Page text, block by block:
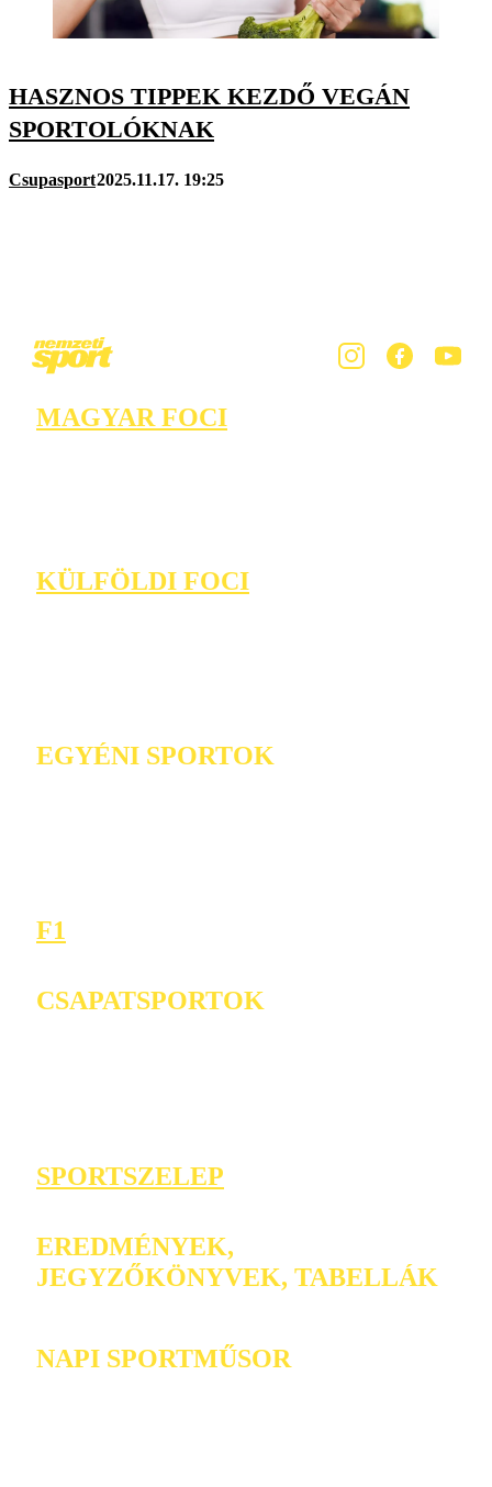
HASZNOS TIPPEK KEZDŐ VEGÁN
SPORTOLÓKNAK
Csupasport2025.11.17. 19:25
MAGYAR FOCI
KÜLFÖLDI FOCI
EGYÉNI SPORTOK
F1
CSAPATSPORTOK
SPORTSZELEP
EREDMÉNYEK,
JEGYZŐKÖNYVEK, TABELLÁK
NAPI SPORTMŰSOR